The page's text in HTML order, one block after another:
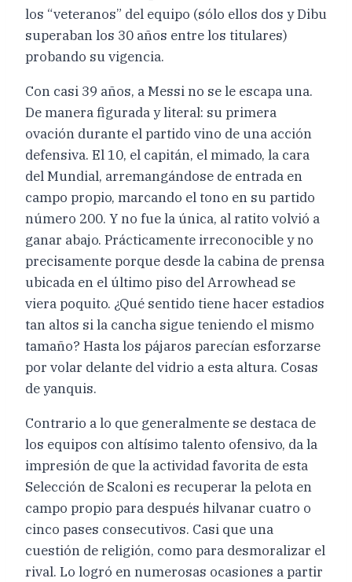
los “veteranos” del equipo (sólo ellos dos y Dibu
superaban los 30 años entre los titulares)
probando su vigencia.
Con casi 39 años, a Messi no se le escapa una.
De manera figurada y literal: su primera
ovación durante el partido vino de una acción
defensiva. El 10, el capitán, el mimado, la cara
del Mundial, arremangándose de entrada en
campo propio, marcando el tono en su partido
número 200. Y no fue la única, al ratito volvió a
ganar abajo. Prácticamente irreconocible y no
precisamente porque desde la cabina de prensa
ubicada en el último piso del Arrowhead se
viera poquito. ¿Qué sentido tiene hacer estadios
tan altos si la cancha sigue teniendo el mismo
tamaño? Hasta los pájaros parecían esforzarse
por volar delante del vidrio a esta altura. Cosas
de yanquis.
Contrario a lo que generalmente se destaca de
los equipos con altísimo talento ofensivo, da la
impresión de que la actividad favorita de esta
Selección de Scaloni es recuperar la pelota en
campo propio para después hilvanar cuatro o
cinco pases consecutivos. Casi que una
cuestión de religión, como para desmoralizar el
rival. Lo logró en numerosas ocasiones a partir